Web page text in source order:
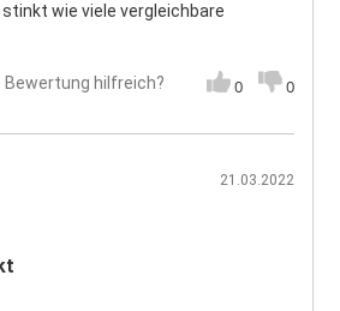
wie viele vergleichbare
Bewertung hilfreich? 0 0
21.03.2022